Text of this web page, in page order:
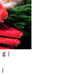
）
）
）